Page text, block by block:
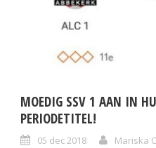
MOEDIG SSV 1 AAN IN
PERIODETITEL!
05 dec 2018 Mariska